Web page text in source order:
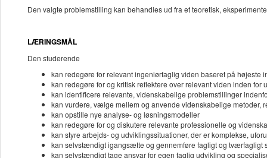
Den valgte problemstilling kan behandles ud fra et teoretisk,
LÆRINGSMÅL
Den studerende
kan redegøre for relevant ingeniørfaglig viden baseret på
kan redegøre for og kritisk reflektere over relevant viden inden for
kan identificere relevante, videnskabelige problemstillinger
kan vurdere, vælge mellem og anvende videnskabelige
kan opstille nye analyse- og løsningsmodeller
kan redegøre for og diskutere relevante professionelle og
kan styre arbejds- og udviklingssituationer, der er komplekse,
kan selvstændigt igangsætte og gennemføre fagligt og tværfagligt
kan selvstændigt tage ansvar for egen faglig udvikling og